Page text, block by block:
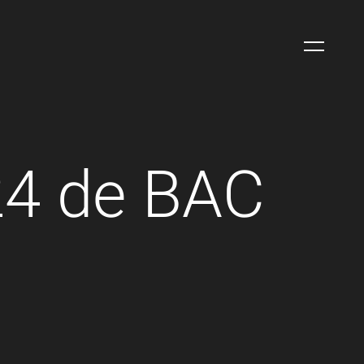
de BAC